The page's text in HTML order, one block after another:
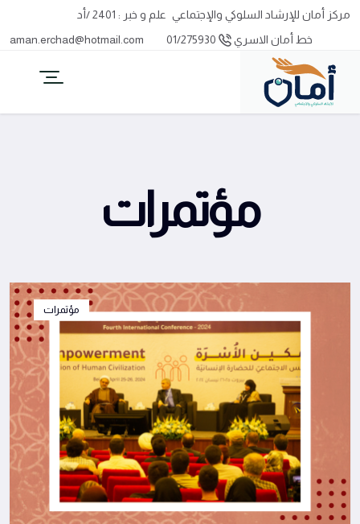
مركز أمان للإرشاد السلوكي والإجتماعي علم و خبر : 2401 /أد
خط أمان الاسري
01/275930
aman.erchad@hotmail.com
مؤتمرات
مؤتمرات